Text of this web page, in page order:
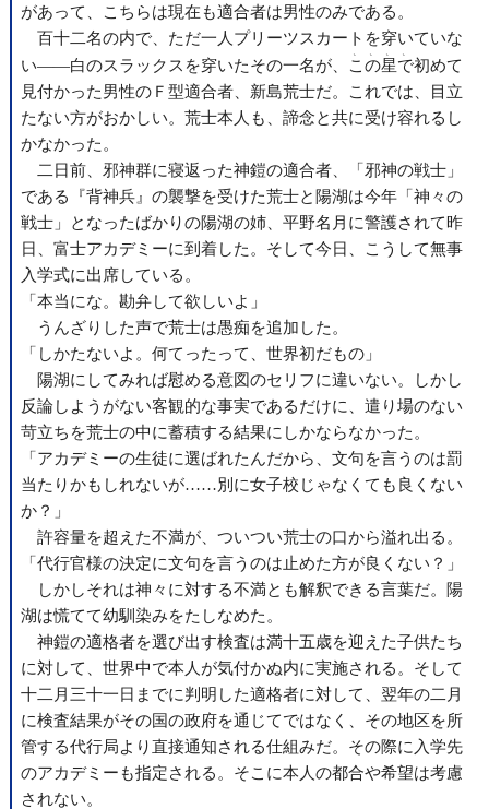
があって、こちらは現在も適合者は男性のみである。
百十二名の内で、ただ一人プリーツスカートを穿いていな
い――白のスラックスを穿いたその一名が、 この星で
、、、、
初めて
見付かった男性のＦ型適合者、新島荒士だ。これでは、目立
たない方がおかしい。荒士本人も、諦念と共に受け容れるし
かなかった。
二日前、邪神群に寝返った神鎧の適合者、「邪神の戦士」
である『背神兵』の襲撃を受けた荒士と陽湖は今年「神々の
戦士」となったばかりの陽湖の姉、平野名月に警護されて昨
日、富士アカデミーに到着した。そして今日、こうして無事
入学式に出席している。
「本当にな。勘弁して欲しいよ」
うんざりした声で荒士は愚痴を追加した。
「しかたないよ。何てったって、世界初だもの」
陽湖にしてみれば慰める意図のセリフに違いない。しかし
反論しようがない客観的な事実であるだけに、遣り場のない
苛立ちを荒士の中に蓄積する結果にしかならなかった。
「アカデミーの生徒に選ばれたんだから、文句を言うのは罰
当たりかもしれないが……別に女子校じゃなくても良くない
か？」
許容量を超えた不満が、ついつい荒士の口から溢れ出る。
「代行官様の決定に文句を言うのは止めた方が良くない？」
しかしそれは神々に対する不満とも解釈できる言葉だ。陽
湖は慌てて幼馴染みをたしなめた。
神鎧の適格者を選び出す検査は満十五歳を迎えた子供たち
に対して、世界中で本人が気付かぬ内に実施される。そして
十二月三十一日までに判明した適格者に対して、翌年の二月
に検査結果がその国の政府を通じてではなく、その地区を所
管する代行局より直接通知される仕組みだ。その際に入学先
のアカデミーも指定される。そこに本人の都合や希望は考慮
されない。